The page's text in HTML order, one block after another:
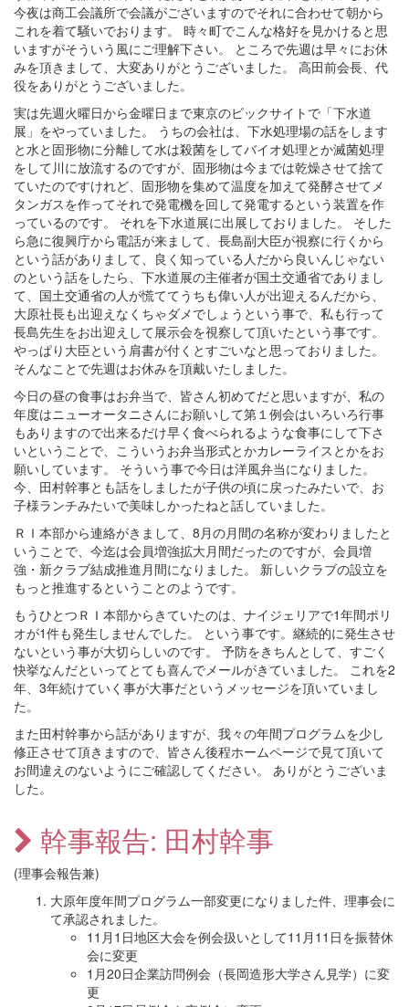
今夜は商工会議所で会議がございますのでそれに合わせて朝から
これを着て騒いでおります。 時々町でこんな格好を見かけると思
いますがそういう風にご理解下さい。 ところで先週は早々にお休
みを頂きまして、大変ありがとうございました。 高田前会長、代
役をありがとうございました。
実は先週火曜日から金曜日まで東京のビックサイトで「下水道
展」をやっていました。 うちの会社は、下水処理場の話をします
と水と固形物に分離して水は殺菌をしてバイオ処理とか滅菌処理
をして川に放流するのですが、固形物は今までは乾燥させて捨て
ていたのですけれど、固形物を集めて温度を加えて発酵させてメ
タンガスを作ってそれで発電機を回して発電するという装置を作
っているのです。 それを下水道展に出展しておりました。 そした
ら急に復興庁から電話が来まして、長島副大臣が視察に行くから
という話がありまして、良く知っている人だから良いんじゃない
のという話をしたら、下水道展の主催者が国土交通省でありまし
て、国土交通省の人が慌ててうちも偉い人が出迎えるんだから、
大原社長も出迎えなくちゃダメでしょうという事で、私も行って
長島先生をお出迎えして展示会を視察して頂いたという事です。
やっぱり大臣という肩書が付くとすごいなと思っておりました。
そんなことで先週はお休みを頂戴いたしました。
今日の昼の食事はお弁当で、皆さん初めてだと思いますが、私の
年度はニューオータニさんにお願いして第１例会はいろいろ行事
もありますので出来るだけ早く食べられるような食事にして下さ
いということで、こういうお弁当形式とかカレーライスとかをお
願いしています。 そういう事で今日は洋風弁当になりました。
今、田村幹事とも話をしましたが子供の頃に戻ったみたいで、お
子様ランチみたいで美味しかったねと話していました。
ＲＩ本部から連絡がきまして、8月の月間の名称が変わりましたと
いうことで、今迄は会員増強拡大月間だったのですが、会員増
強・新クラブ結成推進月間になりました。 新しいクラブの設立を
もっと推進するということのようです。
もうひとつＲＩ本部からきていたのは、ナイジェリアで1年間ポリ
オが1件も発生しませんでした。 という事です。継続的に発生させ
ないという事が大切らしいのです。 予防をきちんとして、すごく
快挙なんだといってとても喜んでメールがきていました。 これを2
年、3年続けていく事が大事だというメッセージを頂いていまし
た。
また田村幹事から話がありますが、我々の年間プログラムを少し
修正させて頂きますので、皆さん後程ホームページで見て頂いて
お間違えのないようにご確認してください。 ありがとうございま
した。
幹事報告: 田村幹事
(理事会報告兼)
大原年度年間プログラム一部変更になりました件、理事会に
て承認されました。
11月1日地区大会を例会扱いとして11月11日を振替休
会に変更
1月20日企業訪問例会（長岡造形大学さん見学）に変
更